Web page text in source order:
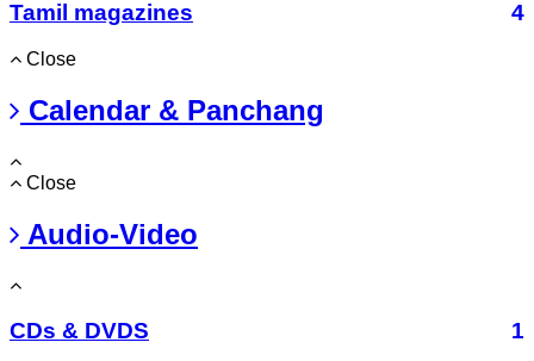
Tamil magazines
4
Close
Calendar & Panchang
Close
Audio-Video
CDs & DVDS 1